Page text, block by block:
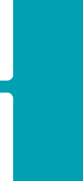
l'extrait de
l'extrait de